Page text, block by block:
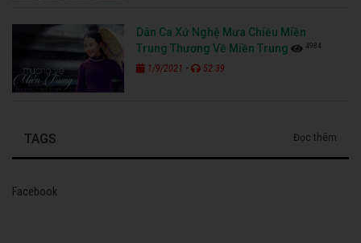
Dân Ca Xứ Nghệ Mưa Chiều Miền
Trung Thương Về Miền Trung
4984
1/9/2021 - 52:39
TAGS Đọc thêm
Facebook